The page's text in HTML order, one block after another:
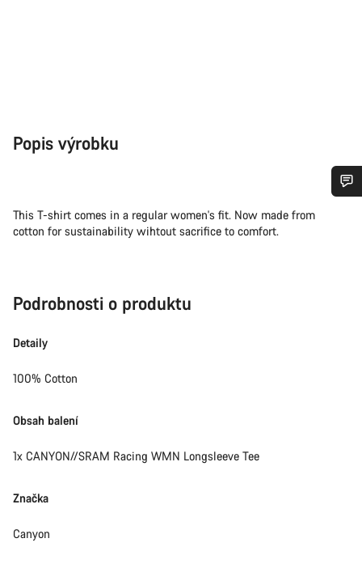
Popis výrobku
This T-shirt comes in a regular women's fit. Now made from
cotton for sustainability wihtout sacrifice to comfort.
Podrobnosti o produktu
Detaily
100% Cotton
Obsah balení
1x CANYON//SRAM Racing WMN Longsleeve Tee
Značka
Canyon
Potřebujete pomoc?